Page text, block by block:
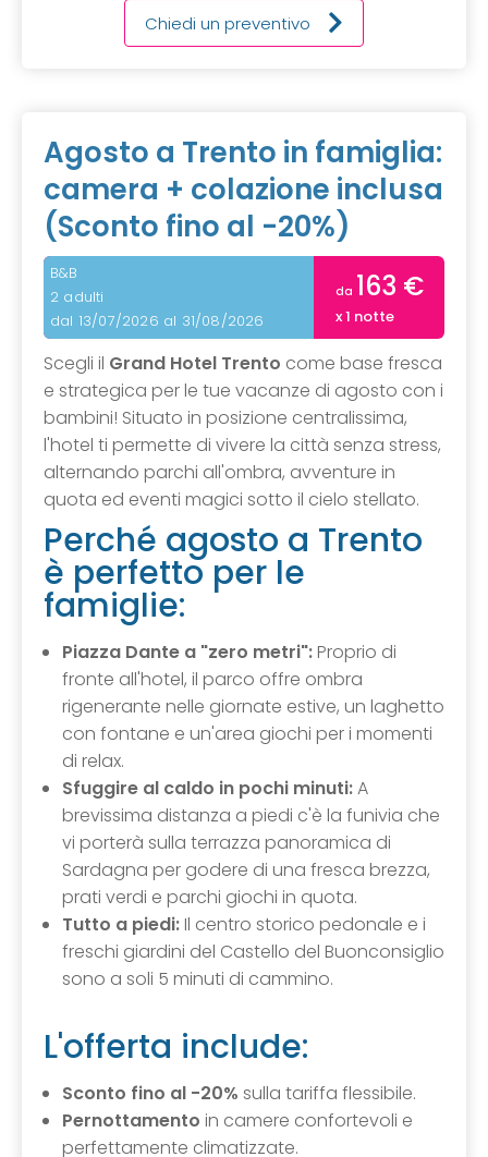
Chiedi un preventivo
Agosto a Trento in famiglia:
camera + colazione inclusa
(Sconto fino al -20%)
B&B
2 adulti
dal 13/07/2026 al 31/08/2026
da 163 €
x 1 notte
Scegli il Grand Hotel Trento come base fresca
e strategica per le tue vacanze di agosto con i
bambini! Situato in posizione centralissima,
l'hotel ti permette di vivere la città senza stress,
alternando parchi all'ombra, avventure in
quota ed eventi magici sotto il cielo stellato.
Perché agosto a Trento
è perfetto per le
famiglie:
Piazza Dante a "zero metri":Proprio di
fronte all'hotel, il parco offre ombra
rigenerante nelle giornate estive, un laghetto
con fontane e un'area giochi per i momenti
di relax.
Sfuggire al caldo in pochi minuti:A
brevissima distanza a piedi c'è la funivia che
vi porterà sulla terrazza panoramica di
Sardagna per godere di una fresca brezza,
prati verdi e parchi giochi in quota.
Tutto a piedi:Il centro storico pedonale e i
freschi giardini del Castello del Buonconsiglio
sono a soli 5 minuti di cammino.
L'offerta include:
Sconto fino al -20% sulla tariffa flessibile.
Pernottamento in camere confortevoli e
perfettamente climatizzate.